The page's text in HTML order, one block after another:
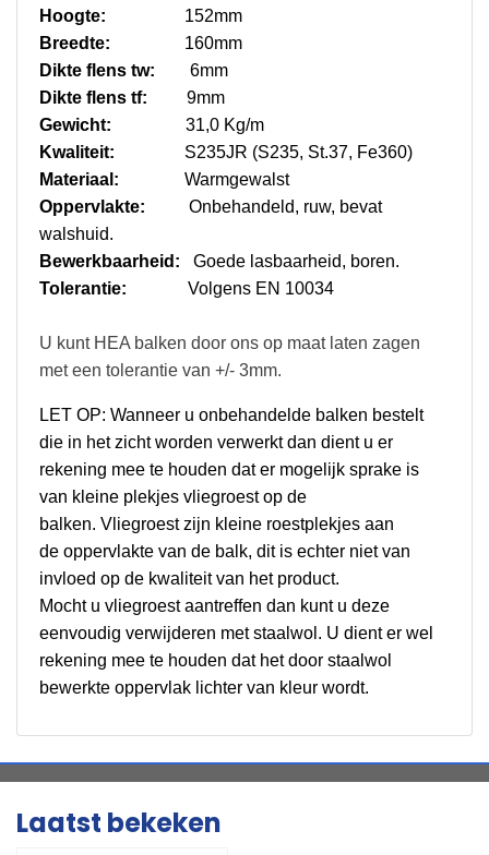
Hoogte: 152mm
Breedte: 160mm
Dikte flens tw: 6mm
Dikte flens tf:
9mm
Gewicht: 31,0 Kg/m
Kwaliteit: S235JR (S235, St.37, Fe360)
Materiaal: Warmgewalst
Oppervlakte: Onbehandeld, ruw, bevat
walshuid.
Bewerkbaarheid: Goede lasbaarheid, boren.
Tolerantie: Volgens EN 10034
U kunt HEA balken door ons op maat laten zagen
met een tolerantie van +/- 3mm.
LET OP: Wanneer u onbehandelde balken bestelt
die in het zicht worden verwerkt dan dient u er
rekening mee te houden dat er mogelijk sprake is
van kleine plekjes vliegroest op de
balken. Vliegroest zijn kleine roestplekjes aan
de oppervlakte van de balk, dit is echter niet van
invloed op de kwaliteit van het product.
Mocht u vliegroest aantreffen dan kunt u deze
eenvoudig verwijderen met staalwol. U dient er wel
rekening mee te houden dat het door staalwol
bewerkte oppervlak lichter van kleur wordt.
Laatst bekeken